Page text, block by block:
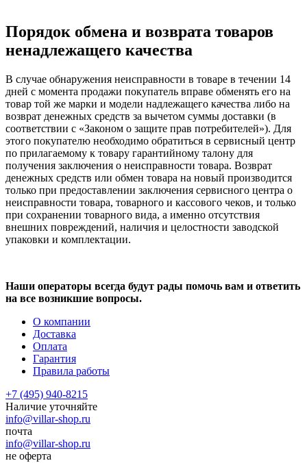
Порядок обмена и возврата товаров
ненадлежащего качества
В случае обнаружения неисправности в товаре в течении 14
дней с момента продажи покупатель вправе обменять его на
товар той же марки и модели надлежащего качества либо на
возврат денежных средств за вычетом суммы доставки (в
соответствии с «Законом о защите прав потребителей»). Для
этого покупателю необходимо обратиться в сервисный центр
по прилагаемому к товару гарантийному талону для
получения заключения о неисправности товара. Возврат
денежных средств или обмен товара на новый производится
только при предоставлении заключения сервисного центра о
неисправности товара, товарного и кассового чеков, и только
при сохранении товарного вида, а именно отсутствия
внешних повреждений, наличия и целостности заводской
упаковки и комплектации.
Наши операторы всегда будут рады помочь вам и ответить
на все возникшие вопросы.
О компании
Доставка
Оплата
Гарантия
Правила работы
+7 (495) 940-8215
Наличие уточняйте
info@villar-shop.ru
почта
info@villar-shop.ru
не оферта